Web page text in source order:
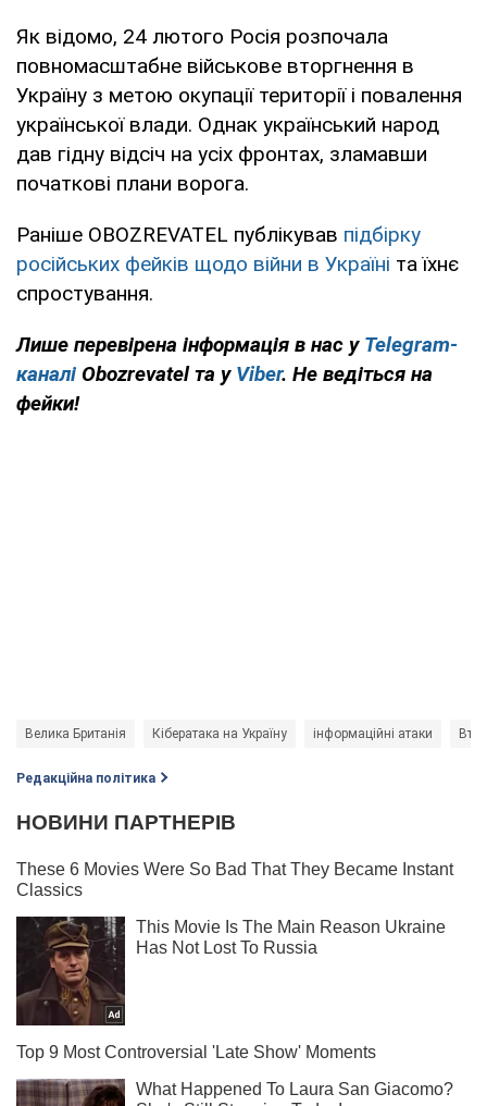
Як відомо, 24 лютого Росія розпочала
повномасштабне військове вторгнення в
Україну з метою окупації території і повалення
української влади. Однак український народ
дав гідну відсіч на усіх фронтах, зламавши
початкові плани ворога.
Раніше OBOZREVATEL публікував підбірку
російських фейків щодо війни в Україні та їхнє
спростування.
Лише перевірена інформація в нас у Telegram-
каналі Obozrevatel та у Viber. Не ведіться на
фейки!
Велика Британія Кібератака на Україну інформаційні атаки
Редакційна політика